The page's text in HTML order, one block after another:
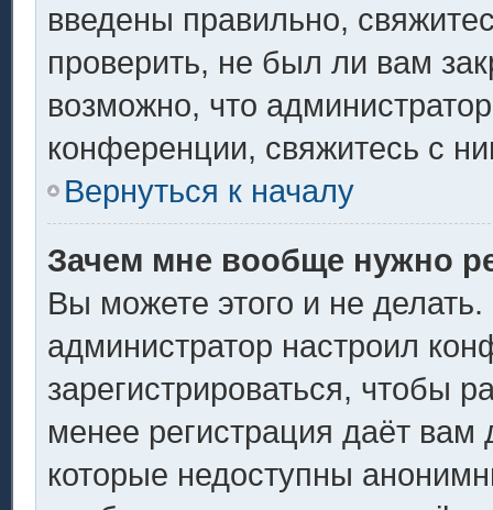
введены правильно,
проверить, не был ли вам
возможно, что
конференции, свяжитесь с
Вернуться к началу
Зачем мне вообще нужно
Вы можете этого и не делать.
администратор настроил
зарегистрироваться, чтобы
менее регистрация даёт
которые недоступны